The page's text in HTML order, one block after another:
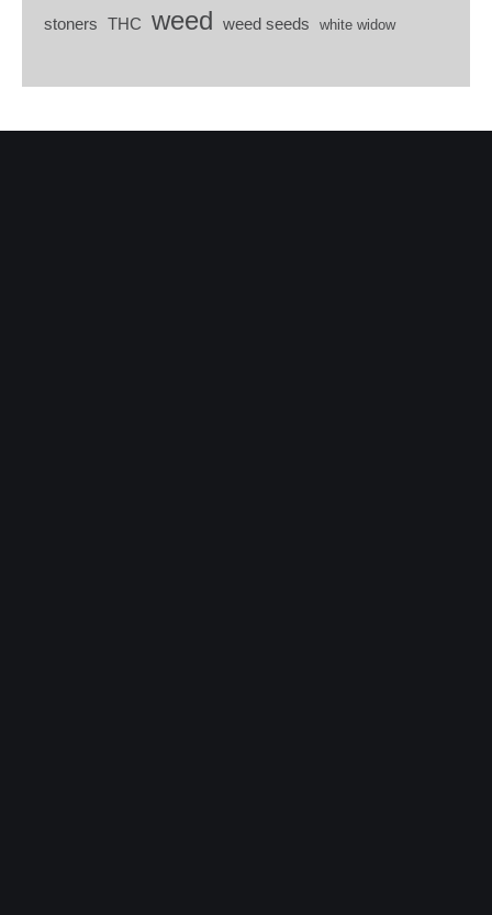
stoners THC weed weed seeds white widow